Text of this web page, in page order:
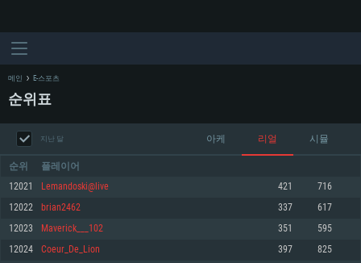
메인 E-스포츠
순위표
지난 달 아케 리얼 시뮬
순위 플레이어
12021 Lemandoski@live 421 716
12022 brian2462 337 617
12023 Maverick___102 351 595
12024 Coeur_De_Lion 397 825